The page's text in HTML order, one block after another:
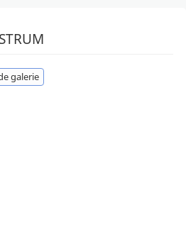
galerie